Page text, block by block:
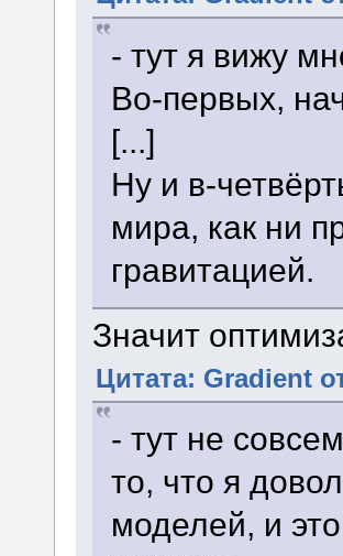
- тут я вижу
Во-первых,
[...]
Ну и в-
мира, как ни
гравитацией.
Значит
Цитата: Gradient
- тут не
то, что я
моделей, и